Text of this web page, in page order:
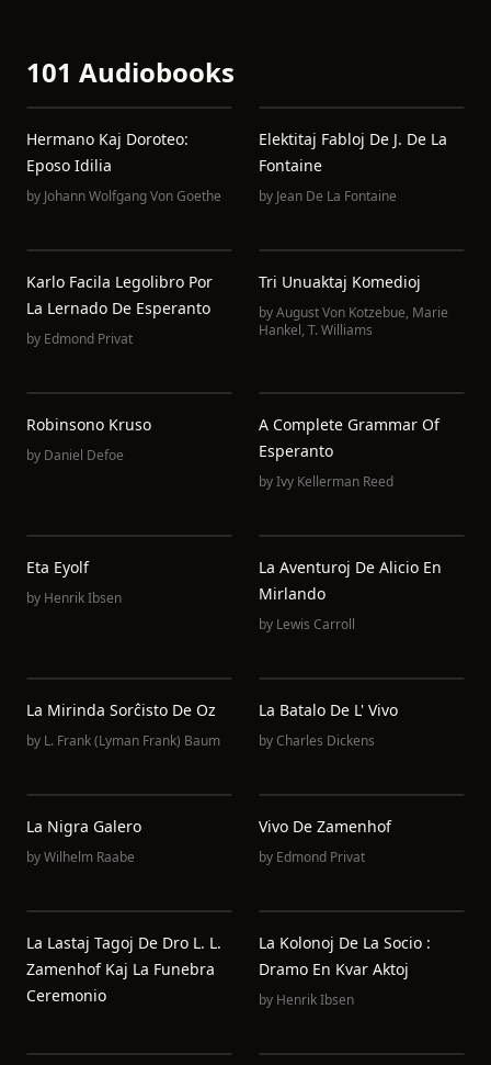
101 Audiobooks
Hermano Kaj Doroteo:
Eposo Idilia
by Johann Wolfgang Von Goethe
Elektitaj Fabloj De J. De La
Fontaine
by Jean De La Fontaine
Karlo Facila Legolibro Por
La Lernado De Esperanto
by Edmond Privat
Tri Unuaktaj Komedioj
byAugust Von Kotzebue, Marie
Hankel, T. Williams
Robinsono Kruso
by Daniel Defoe
A Complete Grammar Of
Esperanto
byIvy Kellerman Reed
Eta Eyolf
by Henrik Ibsen
La Aventuroj De Alicio En
Mirlando
by Lewis Carroll
La Mirinda Sorĉisto De Oz
by L. Frank (Lyman Frank) Baum
La Batalo De L' Vivo
byCharles Dickens
La Nigra Galero
byWilhelm Raabe
Vivo De Zamenhof
by Edmond Privat
La Lastaj Tagoj De Dro L. L.
Zamenhof Kaj La Funebra
Ceremonio
La Kolonoj De La Socio :
Dramo En Kvar Aktoj
by Henrik Ibsen